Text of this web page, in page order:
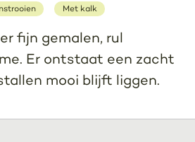
Met kalk
fijn gemalen, rul
Er ontstaat een zacht
mooi blijft liggen.